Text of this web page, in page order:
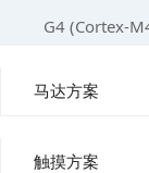
G4 (Cortex-
马达方案
触摸方案